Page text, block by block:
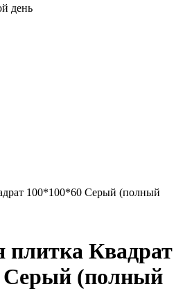
день
100*100*60 Серый (полный
плитка Квадрат
Серый (полный